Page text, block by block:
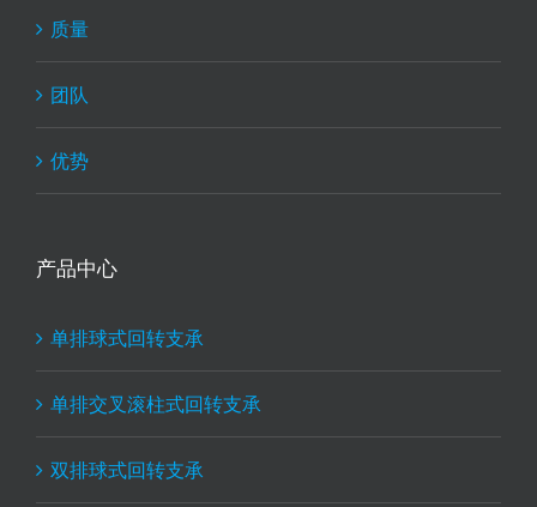
质量
团队
优势
产品中心
单排球式回转支承
单排交叉滚柱式回转支承
双排球式回转支承